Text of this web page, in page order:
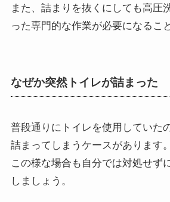
また、詰まりを抜くにしても高圧
った専門的な作業が必要になるこ
なぜか突然トイレが詰まった
普段通りにトイレを使用していた
詰まってしまうケースがあります。
この様な場合も自分では対処せず
しましょう。